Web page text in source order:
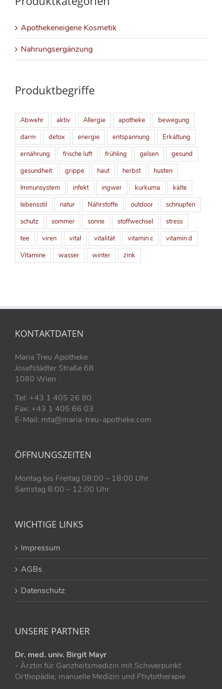
Apothekeneigene Kosmetik
Nahrungsergänzung
Produktbegriffe
Abwehr aktiv Allergie apotheke
bewegung
darm
detox energie entspannung
Erkältung
ernährung
frische luft frühling gelsen
gesund
gesundheit
grippe haut herbst
husten
Immunsystem
infekt ingwer kurkuma
kälte
lebensstil
natur Nährstoffe outdoor
schnupfen
schutz
sommer sonne stoffwechsel
stress
tee
viren vital vitalität vitamin c
vitamin d
Vitamine
wasser winter zink
KONTAKTDATEN
Maria Treu Apotheke
Josefstädter Straße 68
1080 Wien
Tel: +43 1 405 26 80
Fax: +43 1 405 66 03
E-Mail: mta@maria-treu-apotheke.com
ÖFFNUNGSZEITEN
Montag bis Freitag 08:00 – 18:00 Uhr
Samstag 8:00 – 12:00 Uhr
WICHTIGE LINKS
Impressum
AGBs
Datenschutz
UNSERE PARTNER
Dr. med. univ. Birgit Mayr
- Ärztin für Ganzheitsmedizin mit Schwerpunkt
Orthopädie, manuelle Medizin und Phytotherapie